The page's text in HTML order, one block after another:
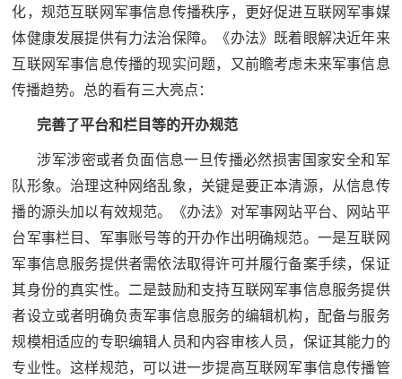
踪
热
点
追
国
法
规
国
法
规
国
防
知
识
国
防
全
化，规范互联网军事信息传播秩序，更好促进互联网军事媒
体健康发展提供有力法治保障。《办法》既着眼解决近年来
互联网军事信息传播的现实问题，又前瞻考虑未来军事信息
传播趋势。总的看有三大亮点：
完善了平台和栏目等的开办规范
涉军涉密或者负面信息一旦传播必然损害国家安全和军
队形象。治理这种网络乱象，关键是要正本清源，从信息传
播的源头加以有效规范。《办法》对军事网站平台、网站平
台军事栏目、军事账号等的开办作出明确规范。一是互联网
军事信息服务提供者需依法取得许可并履行备案手续，保证
其身份的真实性。二是鼓励和支持互联网军事信息服务提供
者设立或者明确负责军事信息服务的编辑机构，配备与服务
规模相适应的专职编辑人员和内容审核人员，保证其能力的
专业性。这样规范，可以进一步提高互联网军事信息传播管